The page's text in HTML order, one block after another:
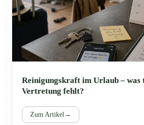
Reinigungskraft im Urlaub – was
Vertretung fehlt?
Zum Artikel →